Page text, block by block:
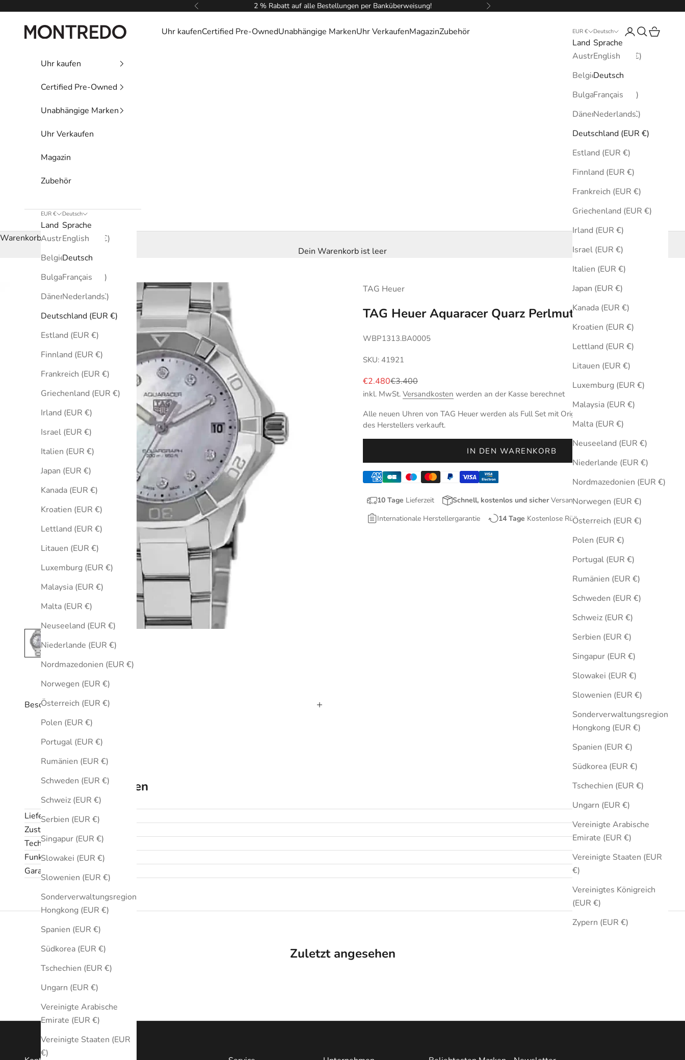
Zurück 2 % Rabatt auf alle Bestellungen per Banküberweisung! Vor
Montredo Uhr kaufenCertified Pre-OwnedUnabhängige MarkenUhr VerkaufenMagazinZubehör EUR €
Land
Australien (EUR €)
Belgien (EUR €)
Bulgarien (EUR €)
Dänemark (EUR €)
Deutschland (EUR €)
Estland (EUR €)
Finnland (EUR €)
Frankreich (EUR €)
Griechenland (EUR €)
Irland (EUR €)
Israel (EUR €)
Italien (EUR €)
Japan (EUR €)
Kanada (EUR €)
Kroatien (EUR €)
Lettland (EUR €)
Litauen (EUR €)
Luxemburg (EUR €)
Malaysia (EUR €)
Malta (EUR €)
Neuseeland (EUR €)
Niederlande (EUR €)
Nordmazedonien (EUR €)
Norwegen (EUR €)
Österreich (EUR €)
Polen (EUR €)
Portugal (EUR €)
Rumänien (EUR €)
Schweden (EUR €)
Schweiz (EUR €)
Serbien (EUR €)
Singapur (EUR €)
Slowakei (EUR €)
Slowenien (EUR €)
Sonderverwaltungsregion
Hongkong (EUR €)
Spanien (EUR €)
Südkorea (EUR €)
Tschechien (EUR €)
Ungarn (EUR €)
Vereinigte Arabische
Emirate (EUR €)
Vereinigte Staaten (EUR
€)
Vereinigtes Königreich
(EUR €)
Zypern (EUR €)
Deutsch
Sprache
English
Deutsch
Français
Nederlands
Anmelden
Suchen
Uhr kaufen
Certified Pre-Owned
Unabhängige Marken
Uhr Verkaufen
Magazin
Zubehör
EUR €
Land
Australien (EUR €)
Belgien (EUR €)
Bulgarien (EUR €)
Dänemark (EUR €)
Deutschland (EUR €)
Estland (EUR €)
Finnland (EUR €)
Frankreich (EUR €)
Griechenland (EUR €)
Irland (EUR €)
Israel (EUR €)
Italien (EUR €)
Japan (EUR €)
Kanada (EUR €)
Kroatien (EUR €)
Lettland (EUR €)
Litauen (EUR €)
Luxemburg (EUR €)
Malaysia (EUR €)
Malta (EUR €)
Neuseeland (EUR €)
Niederlande (EUR €)
Nordmazedonien (EUR €)
Norwegen (EUR €)
Österreich (EUR €)
Polen (EUR €)
Portugal (EUR €)
Rumänien (EUR €)
Schweden (EUR €)
Schweiz (EUR €)
Serbien (EUR €)
Singapur (EUR €)
Slowakei (EUR €)
Slowenien (EUR €)
Sonderverwaltungsregion
Hongkong (EUR €)
Spanien (EUR €)
Südkorea (EUR €)
Tschechien (EUR €)
Ungarn (EUR €)
Vereinigte Arabische
Emirate (EUR €)
Vereinigte Staaten (EUR
€)
Deutsch
Sprache
English
Deutsch
Français
Nederlands
Warenkorb
Dein Warenkorb ist leer
TAG Heuer
TAG Heuer Aquaracer Quarz Perlmutt 34 mm
WBP1313.BA0005
SKU: 41921
Angebot
€2.480Regulärer Preis
€3.400
inkl. MwSt. Versandkosten werden an der Kasse berechnet
Alle neuen Uhren von TAG Heuer werden als Full Set mit Originalbox und Zertifikat
des Herstellers verkauft.
IN DEN WARENKORB
10 Tage Lieferzeit Schnell, kostenlos und sicherVersand
Internationale Herstellergarantie
14 Tage Kostenlose Rücksendungen
Beschreibung
Technische Daten
Lieferumfang
Zustand
Technische Daten
Funktionen
Garantie und Rückgabe
Zuletzt angesehen